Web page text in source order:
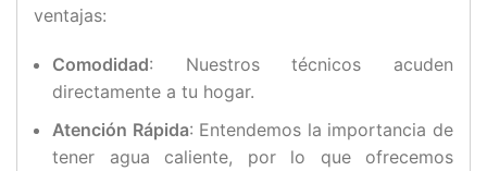
ventajas:
Comodidad: Nuestros técnicos acuden
directamente a tu hogar.
Atención Rápida: Entendemos la importancia de
tener agua caliente, por lo que ofrecemos